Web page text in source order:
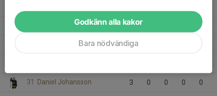
27 0
Gunnar Bokström 30
31 Daniel Johansson 3 0 0 0 0
Godkänn alla kakor
Bara nödvändiga